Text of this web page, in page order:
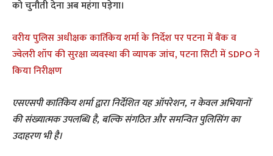
को चुनौती देना अब महंगा पड़ेगा।
वरीय पुलिस अधीक्षक कार्तिकेय शर्मा के निर्देश पर पटना में बैंक व
ज्वेलरी शॉप की सुरक्षा व्यवस्था की व्यापक जांच, पटना सिटी में SDPO ने
किया निरीक्षण
एसएसपी कार्तिकेय शर्मा द्वारा निर्देशित यह ऑपरेशन, न केवल अभियानों
की संख्यात्मक उपलब्धि है, बल्कि संगठित और समन्वित पुलिसिंग का
उदाहरण भी है।